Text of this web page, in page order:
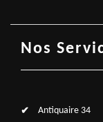
Nos
Antiquaire 34